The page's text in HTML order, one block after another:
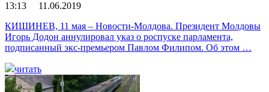
13:13 11.06.2019
КИШИНЕВ, 11 мая – Новости-Молдова. Президент Молдовы
Игорь Додон аннулировал указ о роспуске парламента,
подписанный экс-премьером Павлом Филипом. Об этом …
читать